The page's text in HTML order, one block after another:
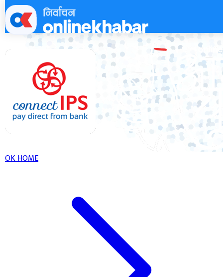
Skip
to
content
OK HOME